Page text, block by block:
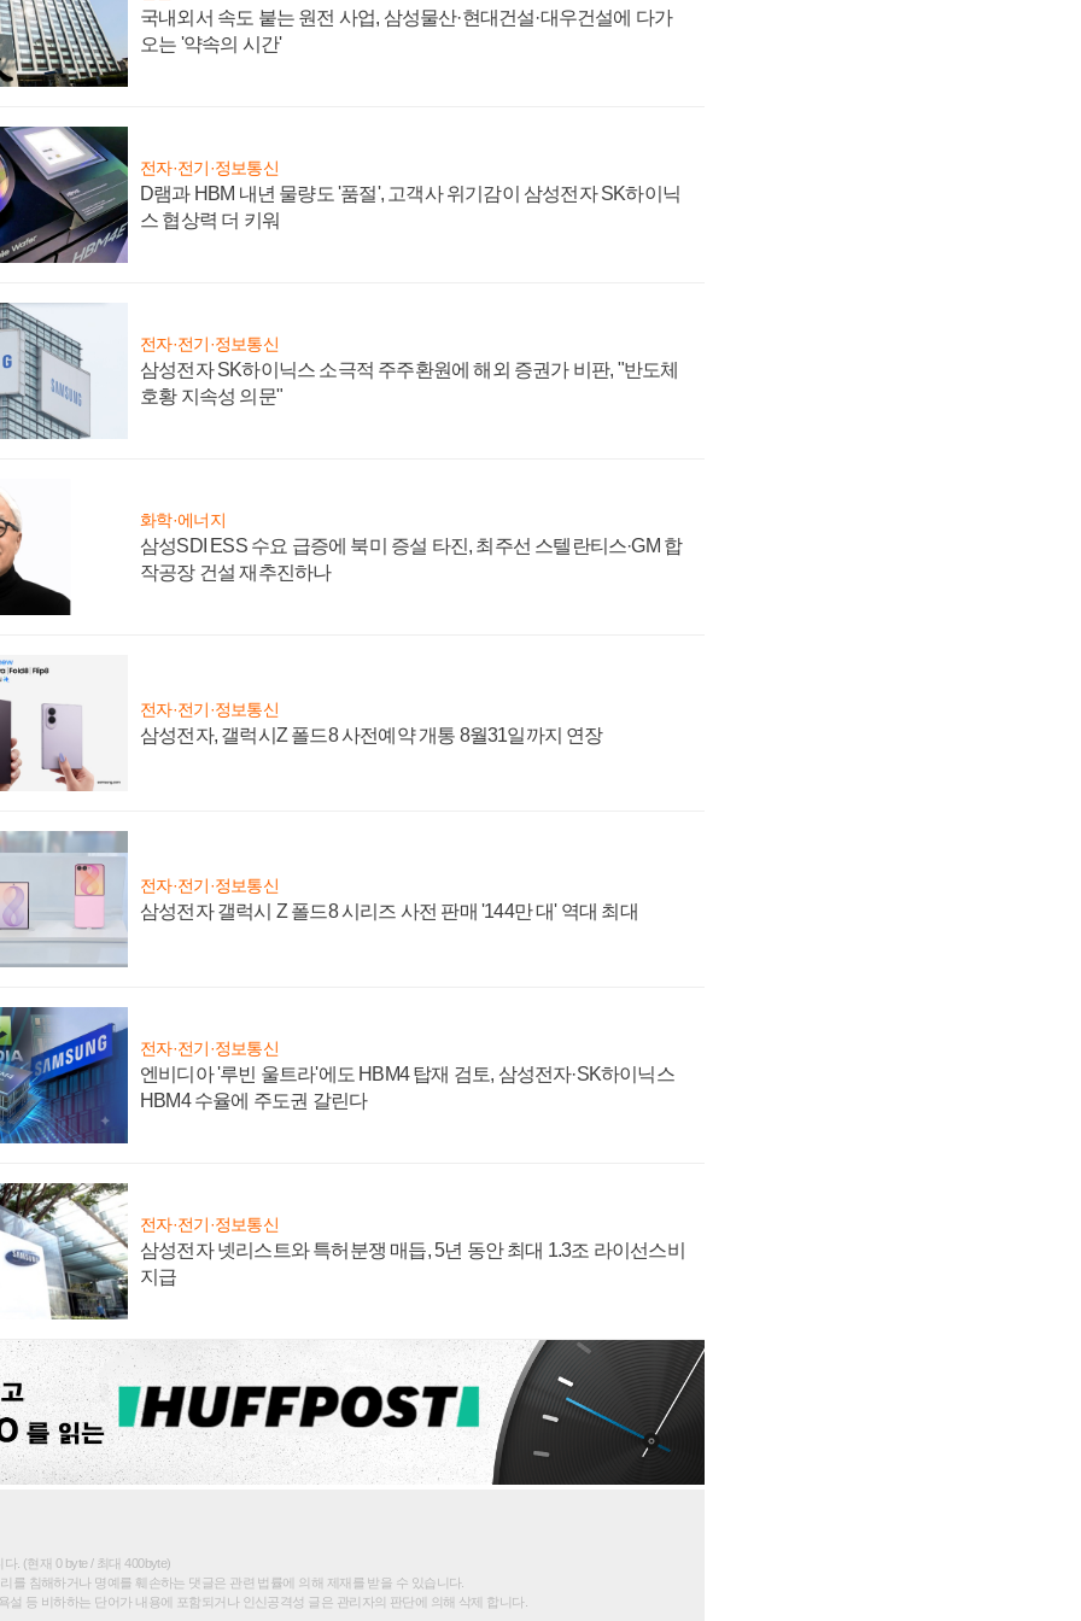
국내외서 속도 붙는 원전 사업, 삼성물산·현대건설·대우건설에 다가
오는 '약속의 시간'
전자·전기·정보통신
D램과 HBM 내년 물량도 '품절', 고객사 위기감이 삼성전자 SK하이닉
스 협상력 더 키워
전자·전기·정보통신
삼성전자 SK하이닉스 소극적 주주환원에 해외 증권가 비판, "반도체
호황 지속성 의문"
화학·에너지
삼성SDI ESS 수요 급증에 북미 증설 타진, 최주선 스텔란티스·GM 합
작공장 건설 재추진하나
전자·전기·정보통신
삼성전자, 갤럭시Z 폴드8 사전예약 개통 8월31일까지 연장
전자·전기·정보통신
삼성전자 갤럭시 Z 폴드8 시리즈 사전 판매 '144만 대' 역대 최대
전자·전기·정보통신
엔비디아 '루빈 울트라'에도 HBM4 탑재 검토, 삼성전자·SK하이닉스
HBM4 수율에 주도권 갈린다
전자·전기·정보통신
삼성전자 넷리스트와 특허분쟁 매듭, 5년 동안 최대 1.3조 라이선스비
지급
. (현재 0 byte / 최대 400byte)
를 침해하거나 명예를 훼손하는 댓글은 관련 법률에 의해 제재를 받을 수 있습니다.
설 등 비하하는 단어가 내용에 포함되거나 인신공격성 글은 관리자의 판단에 의해 삭제 합니다.